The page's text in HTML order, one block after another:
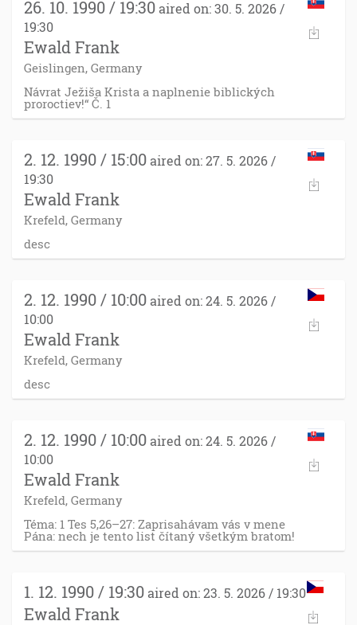
26. 10. 1990 / 19:30 aired on: 30. 5. 2026 /
19:30
Ewald Frank
Geislingen, Germany
Návrat Ježiša Krista a naplnenie biblických
proroctiev!“ Č. 1
2. 12. 1990 / 15:00 aired on: 27. 5. 2026 /
19:30
Ewald Frank
Krefeld, Germany
desc
2. 12. 1990 / 10:00 aired on: 24. 5. 2026 /
10:00
Ewald Frank
Krefeld, Germany
desc
2. 12. 1990 / 10:00 aired on: 24. 5. 2026 /
10:00
Ewald Frank
Krefeld, Germany
Téma: 1 Tes 5,26–27: Zaprisahávam vás v mene
Pána: nech je tento list čítaný všetkým bratom!
1. 12. 1990 / 19:30 aired on: 23. 5. 2026 / 19:30
Ewald Frank